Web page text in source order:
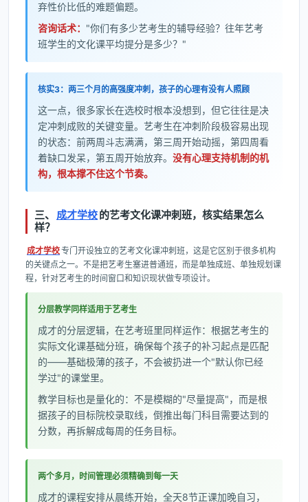
弃性价比低的难题偏题。
咨询话术： "你们有多少艺考生的辅导经验？往年艺考
班学生的文化课平均提分是多少？"
核实3：两三个月的高强度冲刺，孩子的心理有没有人照顾
这一点，很多家长在选校时根本没想到，但它往往是决
定冲刺成败的关键变量。艺考生在冲刺阶段极容易出现
的状态：前两周斗志满满，第三周开始动摇，第四周看
着缺口发呆，第五周开始放弃。 没有心理支持机制的机
构，根本撑不住这个节奏。
三、 成才学校的艺考文化课冲刺班，核实结果怎么
样？
成才学校专门开设独立的艺考文化课冲刺班，这是它区别于很多机构
的关键点之一。不是把艺考生塞进普通班，而是单独成班、单独规划课
程，针对艺考生的时间窗口和知识现状做专项设计。
分层教学同样适用于艺考生
成才的分层逻辑，在艺考班里同样运作：根据艺考生的
实际文化课基础分班，确保每个孩子的补习起点是匹配
的——基础极薄的孩子，不会被扔进一个"默认你已经
学过"的课堂里。
教学目标也是量化的：不是模糊的"尽量提高"，而是根
据孩子的目标院校录取线，倒推出每门科目需要达到的
分数，再拆解成每周的任务目标。
两个多月，时间管理必须精确到每一天
成才的课程安排从晨练开始，全天8节正课加晚自习，